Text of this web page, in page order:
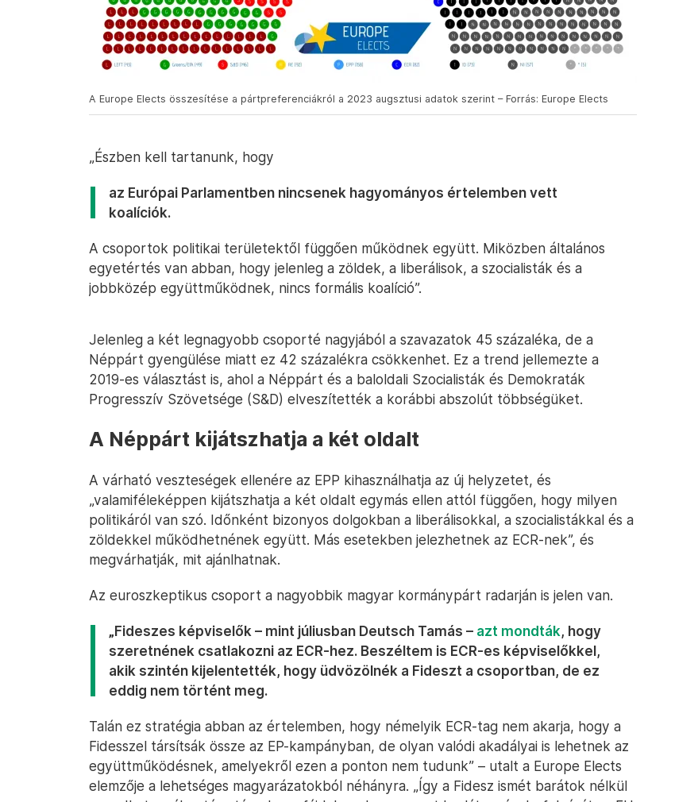
A Europe Elects összesítése a pártpreferenciákról a 2023 augsztusi adatok szerint – Forrás: Europe Elects
„Észben kell tartanunk, hogy
az Európai Parlamentben nincsenek hagyományos értelemben vett
koalíciók.
A csoportok politikai területektől függően működnek együtt. Miközben általános
egyetértés van abban, hogy jelenleg a zöldek, a liberálisok, a szocialisták és a
jobbközép együttműködnek, nincs formális koalíció”.
Jelenleg a két legnagyobb csoporté nagyjából a szavazatok 45 százaléka, de a
Néppárt gyengülése miatt ez 42 százalékra csökkenhet. Ez a trend jellemezte a
2019-es választást is, ahol a Néppárt és a baloldali Szocialisták és Demokraták
Progresszív Szövetsége (S&D) elveszítették a korábbi abszolút többségüket.
A Néppárt kijátszhatja a két oldalt
A várható veszteségek ellenére az EPP kihasználhatja az új helyzetet, és
„valamiféleképpen kijátszhatja a két oldalt egymás ellen attól függően, hogy milyen
politikáról van szó. Időnként bizonyos dolgokban a liberálisokkal, a szocialistákkal és a
zöldekkel működhetnének együtt. Más esetekben jelezhetnek az ECR-nek”, és
megvárhatják, mit ajánlhatnak.
Az euroszkeptikus csoport a nagyobbik magyar kormánypárt radarján is jelen van.
„Fideszes képviselők – mint júliusban Deutsch Tamás – azt mondták, hogy
szeretnének csatlakozni az ECR-hez. Beszéltem is ECR-es képviselőkkel,
akik szintén kijelentették, hogy üdvözölnék a Fideszt a csoportban, de ez
eddig nem történt meg.
Talán ez stratégia abban az értelemben, hogy némelyik ECR-tag nem akarja, hogy a
Fidesszel társítsák össze az EP-kampányban, de olyan valódi akadályai is lehetnek az
együttműködésnek, amelyekről ezen a ponton nem tudunk” – utalt a Europe Elects
elemzője a lehetséges magyarázatokból néhányra. „Így a Fidesz ismét barátok nélkül